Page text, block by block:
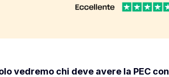
vedremo chi deve avere la PEC